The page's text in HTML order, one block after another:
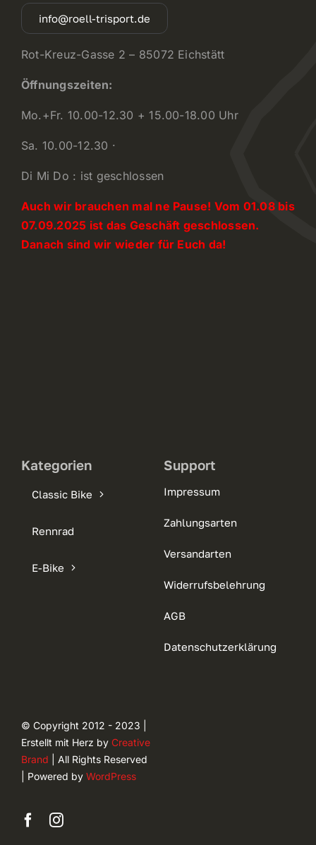
info@roell-trisport.de
Rot-Kreuz-Gasse 2 – 85072 Eichstätt
Öffnungszeiten:
Mo.+Fr. 10.00-12.30 + 15.00-18.00 Uhr
Sa. 10.00-12.30 ·
Di Mi Do : ist geschlossen
Auch wir brauchen mal ne Pause! Vom 01.08 bis
07.09.2025 ist das Geschäft geschlossen.
Danach sind wir wieder für Euch da!
Kategorien
Classic Bike
Rennrad
E-Bike
Support
Impressum
Zahlungsarten
Versandarten
Widerrufsbelehrung
AGB
Datenschutzerklärung
© Copyright 2012 - 2023 |
Erstellt mit Herz by Creative
Brand | All Rights Reserved
| Powered by WordPress